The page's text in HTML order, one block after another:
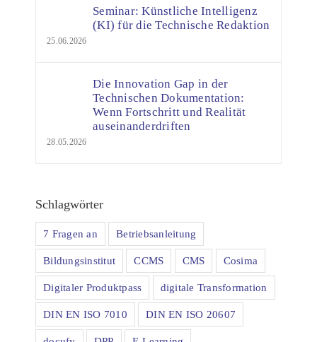
Seminar: Künstliche Intelligenz
(KI) für die Technische Redaktion
25.06.2026
Die Innovation Gap in der
Technischen Dokumentation:
Wenn Fortschritt und Realität
auseinanderdriften
28.05.2026
Schlagwörter
7 Fragen an Betriebsanleitung
Bildungsinstitut CCMS CMS Cosima
Digitaler Produktpass digitale Transformation
DIN EN ISO 7010 DIN EN ISO 20607